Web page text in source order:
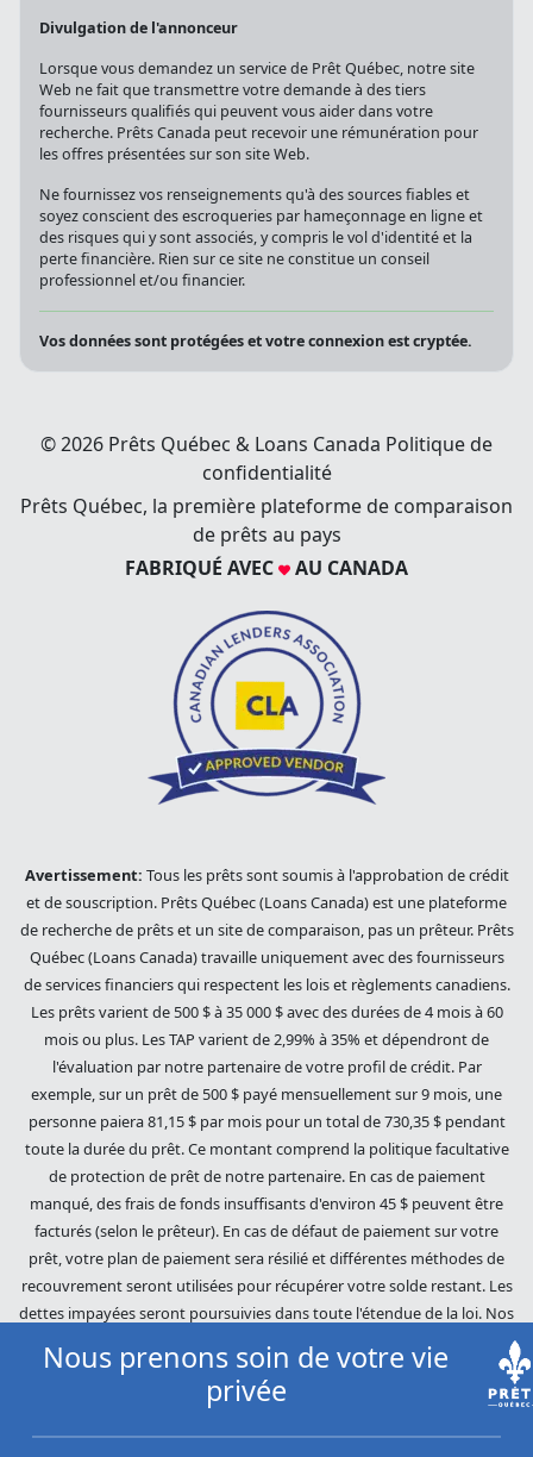
Divulgation de l'annonceur
Lorsque vous demandez un service de Prêt Québec, notre site
Web ne fait que transmettre votre demande à des tiers
fournisseurs qualifiés qui peuvent vous aider dans votre
recherche. Prêts Canada peut recevoir une rémunération pour
les offres présentées sur son site Web.
Ne fournissez vos renseignements qu'à des sources fiables et
soyez conscient des escroqueries par hameçonnage en ligne et
des risques qui y sont associés, y compris le vol d'identité et la
perte financière. Rien sur ce site ne constitue un conseil
professionnel et/ou financier.
Vos données sont protégées et votre connexion est cryptée.
© 2026 Prêts Québec & Loans Canada Politique de
confidentialité
Prêts Québec, la première plateforme de comparaison
de prêts au pays
FABRIQUÉ AVEC
AU CANADA
Avertissement: Tous les prêts sont soumis à l'approbation de crédit
et de souscription. Prêts Québec (Loans Canada) est une plateforme
de recherche de prêts et un site de comparaison, pas un prêteur. Prêts
Québec (Loans Canada) travaille uniquement avec des fournisseurs
de services financiers qui respectent les lois et règlements canadiens.
Les prêts varient de 500 $ à 35 000 $ avec des durées de 4 mois à 60
mois ou plus. Les TAP varient de 2,99% à 35% et dépendront de
l'évaluation par notre partenaire de votre profil de crédit. Par
exemple, sur un prêt de 500 $ payé mensuellement sur 9 mois, une
personne paiera 81,15 $ par mois pour un total de 730,35 $ pendant
toute la durée du prêt. Ce montant comprend la politique facultative
de protection de prêt de notre partenaire. En cas de paiement
manqué, des frais de fonds insuffisants d'environ 45 $ peuvent être
facturés (selon le prêteur). En cas de défaut de paiement sur votre
prêt, votre plan de paiement sera résilié et différentes méthodes de
recouvrement seront utilisées pour récupérer votre solde restant. Les
dettes impayées seront poursuivies dans toute l'étendue de la loi. Nos
Québec (Loans Canada) n'est pas affilié à Equifax Canada Co., sa
société mère, ses filiales ou ses sociétés affiliées (collectivement,
Nous prenons soin de votre vie
privée